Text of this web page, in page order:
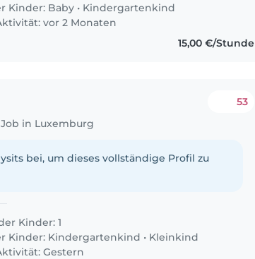
Kinder: Baby • Kindergartenkind
vor 2 Monaten
15,00 €/Stunde
in Luxemburg
53
bei, um dieses vollständige Profil zu
Kinder: 1
Kinder: Kindergartenkind • Kleinkind
Gestern